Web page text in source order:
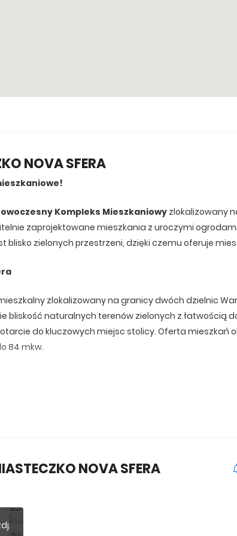
NOVA SFERA
Kompleks Mieszkaniowy zlokalizowany
zaprojektowane mieszkania z uroczymi
blisko zielonych przestrzeni, dzięki czemu oferuje
zlokalizowany na granicy dwóch dzielnic
bliskość naturalnych terenów zielonych z łatwością
do kluczowych miejsc stolicy. Oferta mieszkań
84 mkw.
okolicy, jednakże czas przejazdu do centrum miasta
Bródnowski, do którego dotarcie zajmuje zaledwie 30
Żerańskim, można dotrzeć spacerem w 45
NOVA SFERA